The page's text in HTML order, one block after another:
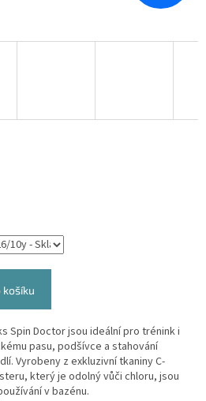
košíku
Spin Doctor jsou ideální pro trénink i
pasu, podšívce a stahování
Vyrobeny z exkluzivní tkaniny C-
který je odolný vůči chloru, jsou
v bazénu.